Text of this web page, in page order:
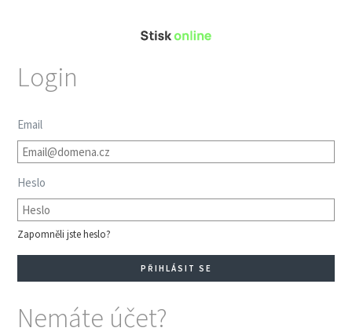
Login
Email
Heslo
Zapomněli jste heslo?
Nemáte účet?